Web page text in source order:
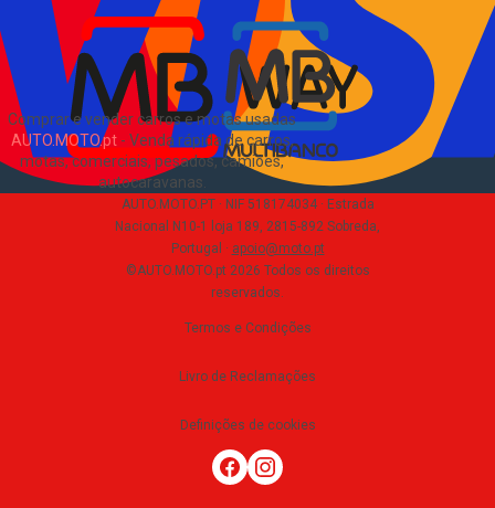
Comprar e vender carros e motas usadas
AUTO.MOTO.pt- Venda rápida de carros,
motas, comerciais, pesados, camiões,
autocaravanas
AUTO.MOTO.PT · NIF 518174034 · Estrada
Nacional N10-1 loja 189, 2815-892 Sobreda,
Portugal · apoio@moto.pt
©AUTO.MOTO.pt 2026 Todos os direitos
reservados.
Termos e Condições
Livro de Reclamações
Definições de cookies